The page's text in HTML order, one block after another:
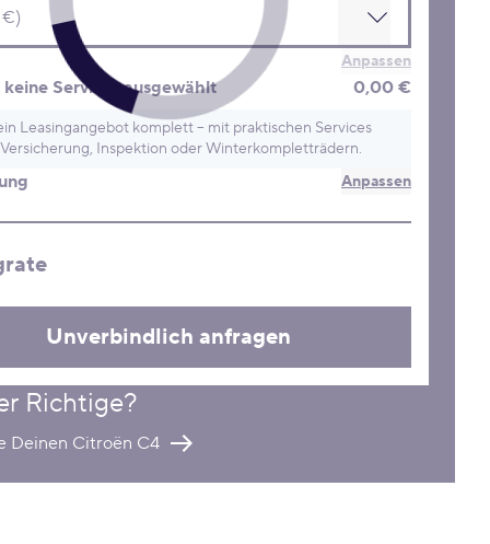
Anpassen
Services ausgewählt 0,00 €
Leasingangebot komplett – mit praktischen Services
Inspektion oder Winterkompletträdern.
Anpassen
Unverbindlich anfragen
Richtige?
Deinen Citroën C4